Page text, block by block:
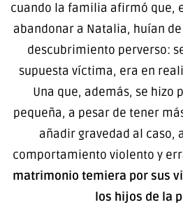
cuando la familia afirmó que,
abandonar a Natalia, huían
descubrimiento perverso:
supuesta víctima, era en
Una que, además, se hizo
pequeña, a pesar de tener
añadir gravedad al caso,
comportamiento violento y
matrimonio temiera por sus
los hijos de la